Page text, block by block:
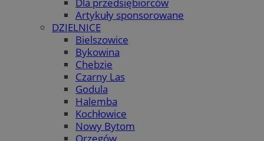
Artykuły sponsorowane
DZIELNICE
Bielszowice
Bykowina
Chebzie
Czarny Las
Godula
Halemba
Kochłowice
Nowy Bytom